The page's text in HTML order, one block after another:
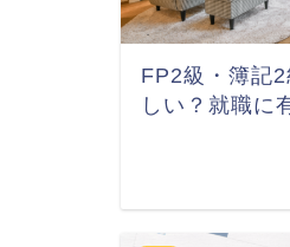
FP2級・簿記
しい？就職に